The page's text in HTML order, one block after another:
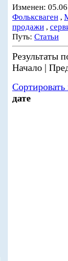
Изменен:
Фольксваген ,
продажи ,
Путь: Статьи
Результаты
Начало |
дате